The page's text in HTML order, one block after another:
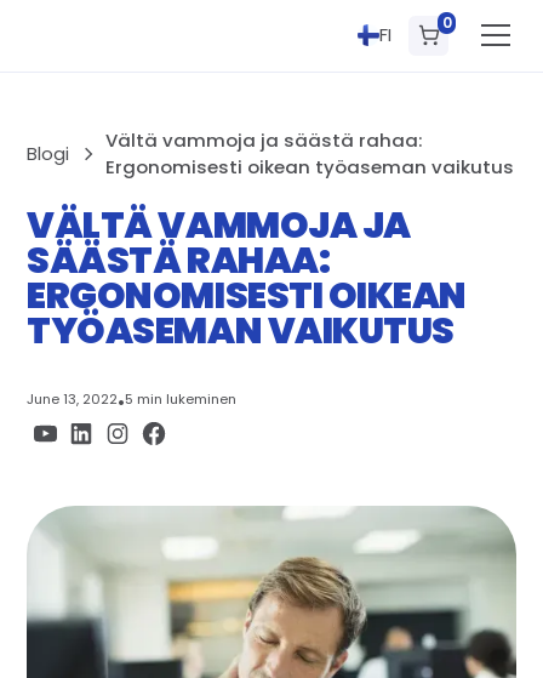
FI 0
Blogi
Vältä vammoja ja säästä rahaa:
Ergonomisesti oikean työaseman vaikutus
VÄLTÄ VAMMOJA JA
SÄÄSTÄ RAHAA:
ERGONOMISESTI OIKEAN
TYÖASEMAN VAIKUTUS
June 13, 2022•5 min lukeminen